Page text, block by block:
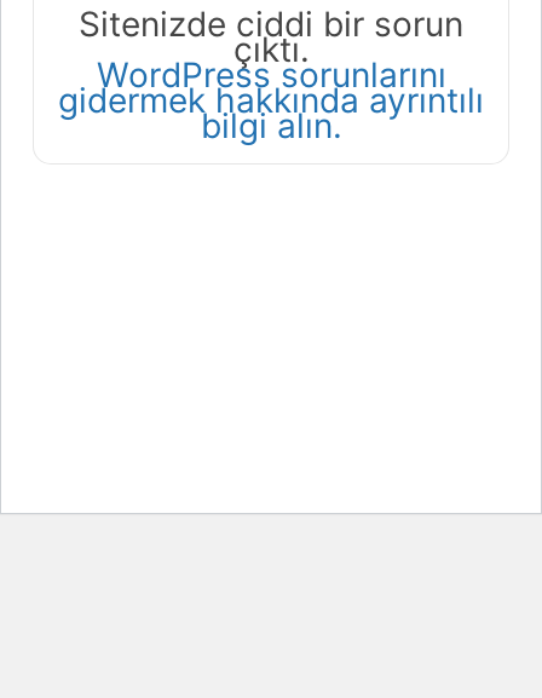
Sitenizde ciddi bir sorun
çıktı.
WordPress sorunlarını
gidermek hakkında ayrıntılı
bilgi alın.